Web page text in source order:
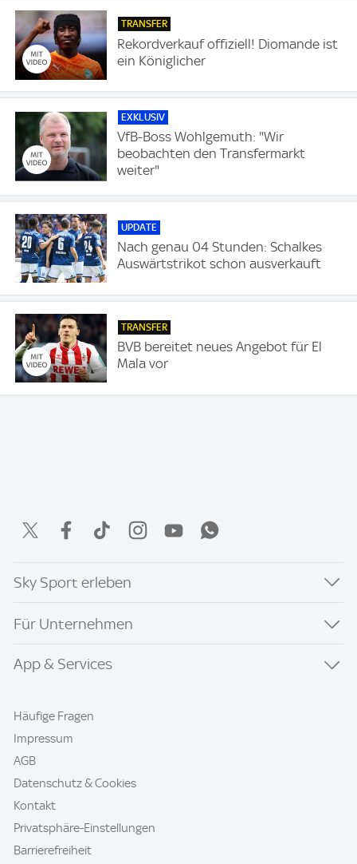
TRANSFER
Rekordverkauf offiziell! Diomande ist
ein Königlicher
EXKLUSIV
VfB-Boss Wohlgemuth: "Wir
beobachten den Transfermarkt
weiter"
UPDATE
Nach genau 04 Stunden: Schalkes
Auswärtstrikot schon ausverkauft
TRANSFER
BVB bereitet neues Angebot für El
Mala vor
Sky Sport erleben
Für Unternehmen
App & Services
Häufige Fragen
Impressum
AGB
Datenschutz & Cookies
Kontakt
Privatsphäre-Einstellungen
Barrierefreiheit